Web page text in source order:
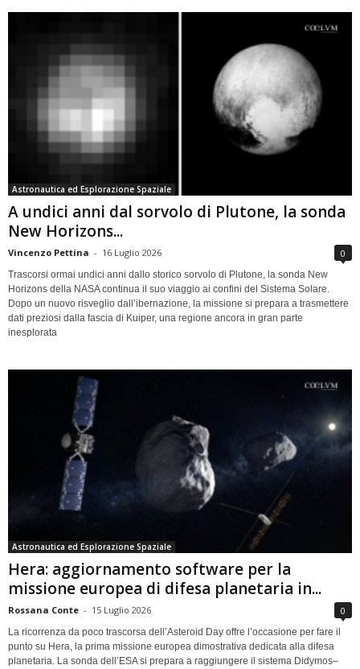
Astronautica ed Esplorazione Spaziale
A undici anni dal sorvolo di Plutone, la sonda
New Horizons...
Vincenzo Pettina - 16 Luglio 2026 0
Trascorsi ormai undici anni dallo storico sorvolo di Plutone, la sonda New
Horizons della NASA continua il suo viaggio ai confini del Sistema Solare.
Dopo un nuovo risveglio dall’ibernazione, la missione si prepara a trasmettere
dati preziosi dalla fascia di Kuiper, una regione ancora in gran parte
inesplorata
Astronautica ed Esplorazione Spaziale
Hera: aggiornamento software per la
missione europea di difesa planetaria in...
Rossana Conte - 15 Luglio 2026 0
La ricorrenza da poco trascorsa dell’Asteroid Day offre l’occasione per fare il
punto su Hera, la prima missione europea dimostrativa dedicata alla difesa
planetaria. La sonda dell’ESA si prepara a raggiungere il sistema Didymos–